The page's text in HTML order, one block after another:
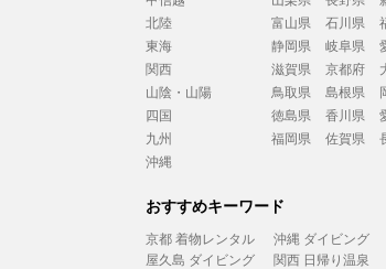
北陸
富山県 石川県
東海
静岡県 岐阜県
関西
滋賀県 京都府
山陰・山陽
鳥取県 島根県
四国
徳島県 香川県
九州
福岡県 佐賀県
沖縄
おすすめキーワード
京都 着物レンタル 沖縄 ダイビング
屋久島 ダイビング
関西 日帰り温泉